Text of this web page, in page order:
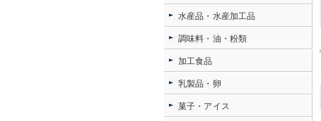
水産品・水産加工品
調味料・油・粉類
加工食品
乳製品・卵
菓子・アイス